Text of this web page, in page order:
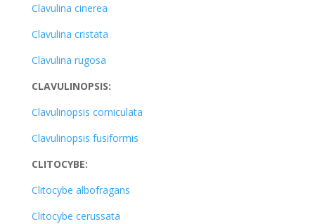
Clavulina cinerea
Clavulina cristata
Clavulina rugosa
CLAVULINOPSIS:
Clavulinopsis corniculata
Clavulinopsis fusiformis
CLITOCYBE:
Clitocybe albofragans
Clitocybe cerussata